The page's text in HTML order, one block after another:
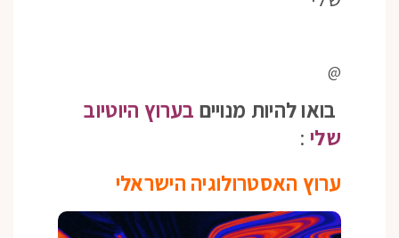
@
בואו להיות מנויים בערוץ היוטיוב
שלי :
ערוץ האסטרולוגיה הישראלי